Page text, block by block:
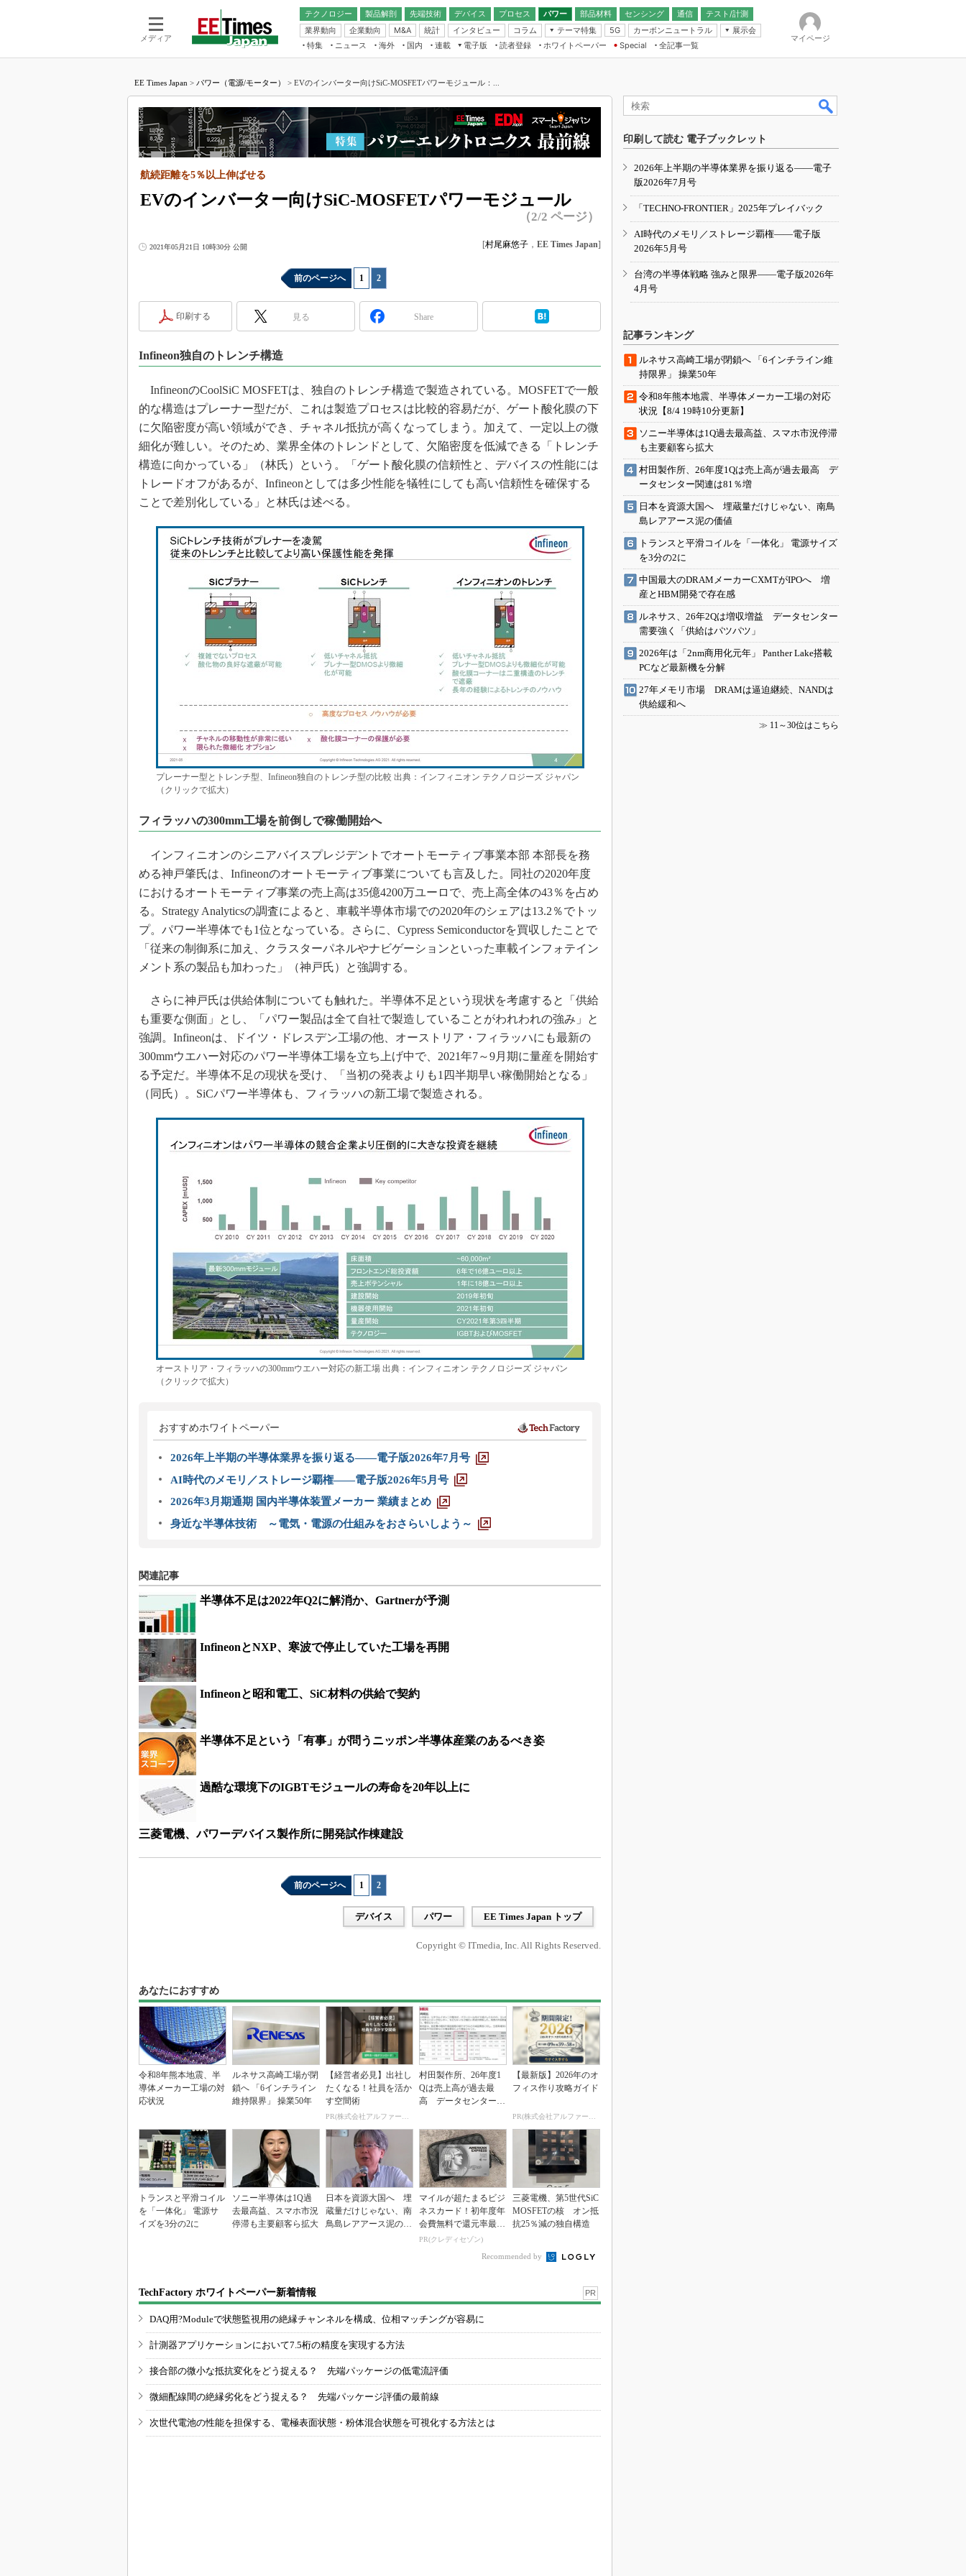
メディア
テクノロジー 製品解剖
先端技術
電池／エネルギー
デバイス
アナログ
マイコン
FPGA
プロセス パワー 部品材料 センシング
通信
無線
テスト/計測
業界動向
企業動向 M&A 統計 インタビュー コラム
テーマ特集
フィジカルAI
半導体後工程
読者調査（EE Times Research）
カーボンニュートラル
電源設計（EDN Japan）
5G カーボンニュートラル
展示会
IoT・エッジコンピューティング
EXPO
EdgeTech＋
TECHNO-FRONTIER
人とくるま展
特集 ニュース 海外 国内
連載
福田昭のデバイス通信
湯之上隆のナノフォーカス
大山聡の業界スコープ
大原雄介のエレ・組み込みプレイバ
学漂流記
この10年で起こったこと、次の10年
で起こること
製品分解で探るアジアの新トレンド
イノベーションは日本を救うのか
JASA発IoT通信
IHSアナリスト「未来展望」
「英語に愛されないエンジニア」の
ための新行動論
電子版
電子ブックレット
読者登録 ホワイトペーパー
Special
全記事一覧
マイページ
EE Times Japan > パワー（電源/モーター） > EVのインバーター向けSiC-MOSFETパワーモジュール：...
EVのインバーター向けSiC-MOSFETパワーモジュール
航続距離を5％以上伸ばせる
（2/2 ページ）
2021年05月21日 10時30分 公開 [村尾麻悠子 ， EE Times Japan]
前のページへ 1 2
印刷する 見る Share
Infineon独自のトレンチ構造
InfineonのCoolSiC MOSFETは、独自のトレンチ構造で製造されている。MOSFETで一般
的な構造はプレーナー型だが、これは製造プロセスは比較的容易だが、ゲート酸化膜の下
に欠陥密度が高い領域ができ、チャネル抵抗が高くなってしまう。加えて、一定以上の微
細化が難しい。そのため、業界全体のトレンドとして、欠陥密度を低減できる「トレンチ
構造に向かっている」（林氏）という。「ゲート酸化膜の信頼性と、デバイスの性能には
トレードオフがあるが、Infineonとしては多少性能を犠牲にしても高い信頼性を確保する
ことで差別化している」と林氏は述べる。
プレーナー型とトレンチ型、Infineon独自のトレンチ型の比較 出典：インフィニオン テクノロジーズ ジャパン
（クリックで拡大）
フィラッハの300mm工場を前倒しで稼働開始へ
インフィニオンのシニアバイスプレジデントでオートモーティブ事業本部 本部長を務
める神戸肇氏は、Infineonのオートモーティブ事業についても言及した。同社の2020年度
におけるオートモーティブ事業の売上高は35億4200万ユーロで、売上高全体の43％を占め
る。Strategy Analyticsの調査によると、車載半導体市場での2020年のシェアは13.2％でトッ
プ。パワー半導体でも1位となっている。さらに、Cypress Semiconductorを買収したことで
「従来の制御系に加え、クラスターパネルやナビゲーションといった車載インフォテイン
メント系の製品も加わった」（神戸氏）と強調する。
さらに神戸氏は供給体制についても触れた。半導体不足という現状を考慮すると「供給
も重要な側面」とし、「パワー製品は全て自社で製造していることがわれわれの強み」と
強調。Infineonは、ドイツ・ドレスデン工場の他、オーストリア・フィラッハにも最新の
300mmウエハー対応のパワー半導体工場を立ち上げ中で、2021年7～9月期に量産を開始す
る予定だ。半導体不足の現状を受け、「当初の発表よりも1四半期早い稼働開始となる」
（同氏）。SiCパワー半導体も、フィラッハの新工場で製造される。
オーストリア・フィラッハの300mmウエハー対応の新工場 出典：インフィニオン テクノロジーズ ジャパン
（クリックで拡大）
おすすめホワイトペーパー
2026年上半期の半導体業界を振り返る――電子版2026年7月号
AI時代のメモリ／ストレージ覇権――電子版2026年5月号
2026年3月期通期 国内半導体装置メーカー 業績まとめ
身近な半導体技術 ～電気・電源の仕組みをおさらいしよう～
関連記事
半導体不足は2022年Q2に解消か、Gartnerが予測
InfineonとNXP、寒波で停止していた工場を再開
Infineonと昭和電工、SiC材料の供給で契約
半導体不足という「有事」が問うニッポン半導体産業のあるべき姿
過酷な環境下のIGBTモジュールの寿命を20年以上に
三菱電機、パワーデバイス製作所に開発試作棟建設
前のページへ 1 2
デバイス パワー EE Times Japan トップ
Copyright © ITmedia, Inc. All Rights Reserved.
あなたにおすすめ
令和8年熊本地震、半
導体メーカー工場の対
応状況
ルネサス高崎工場が閉
鎖へ 「6インチライン
維持限界」 操業50年
【経営者必見】出社し
たくなる！社員を活か
す空間術
PR(株式会社アルファーテクノ)
村田製作所、26年度1
Qは売上高が過去最
高 データセンター関
【最新版】2026年のオ
フィス作り攻略ガイド
PR(株式会社アルファーテクノ)
トランスと平滑コイル
を「一体化」 電源サ
イズを3分の2に
ソニー半導体は1Q過
去最高益、スマホ市況
停滞も主要顧客ら拡大
日本を資源大国へ 埋
蔵量だけじゃない、南
鳥島レアアース泥の価
マイルが超たまるビジ
ネスカード！初年度年
会費無料で還元率最大
1.125%
PR(クレディセゾン)
三菱電機、第5世代SiC
MOSFETの核 オン抵
抗25％減の独自構造
Recommended by
TechFactory ホワイトペーパー新着情報 PR
DAQ用?Moduleで状態監視用の絶縁チャンネルを構成、位相マッチングが容易に
計測器アプリケーションにおいて7.5桁の精度を実現する方法
接合部の微小な抵抗変化をどう捉える？ 先端パッケージの低電流評価
微細配線間の絶縁劣化をどう捉える？ 先端パッケージ評価の最前線
次世代電池の性能を担保する、電極表面状態・粉体混合状態を可視化する方法とは
印刷して読む 電子ブックレット
2026年上半期の半導体業界を振り返る――電子
版2026年7月号
「TECHNO-FRONTIER」2025年プレイバック
AI時代のメモリ／ストレージ覇権――電子版
2026年5月号
台湾の半導体戦略 強みと限界――電子版2026年
4月号
記事ランキング
ルネサス高崎工場が閉鎖へ 「6インチライン維
持限界」 操業50年
令和8年熊本地震、半導体メーカー工場の対応
状況【8/4 19時10分更新】
ソニー半導体は1Q過去最高益、スマホ市況停滞
も主要顧客ら拡大
村田製作所、26年度1Qは売上高が過去最高 デ
ータセンター関連は81％増
日本を資源大国へ 埋蔵量だけじゃない、南鳥
島レアアース泥の価値
トランスと平滑コイルを「一体化」 電源サイズ
を3分の2に
中国最大のDRAMメーカーCXMTがIPOへ 増
産とHBM開発で存在感
ルネサス、26年2Qは増収増益 データセンター
需要強く「供給はパツパツ」
2026年は「2nm商用化元年」 Panther Lake搭載
PCなど最新機を分解
27年メモリ市場 DRAMは逼迫継続、NANDは
供給緩和へ
≫ 11～30位はこちら